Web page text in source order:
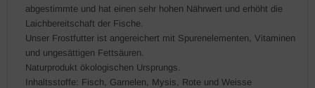
abgestimmte und hat einen sehr hohen Nährwert und erhöht die
Laichbereitschaft der Fische.
Unser Frostfutter ist angereichert mit Spurenelementen, Vitaminen
und ungesättigen Fettsäuren.
Naturprodukt ökologischen Ursprungs.
Inhaltsstoffe: Fisch, Garnelen, Mysis, Rote und Weisse